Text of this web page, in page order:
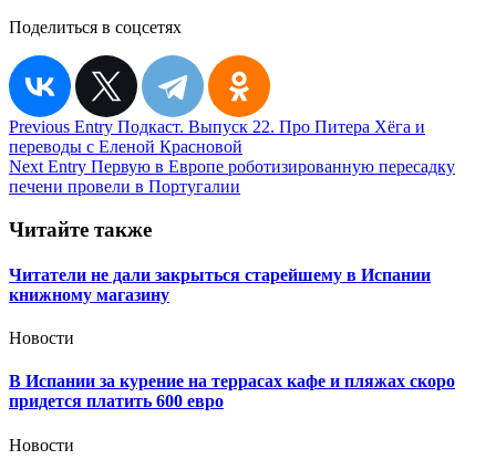
Поделиться в соцсетях
Навигация
по
записям
Previous Entry Подкаст. Выпуск 22. Про Питера Хёга и
переводы с Еленой Красновой
Next Entry Первую в Европе роботизированную пересадку
печени провели в Португалии
Читайте также
Читатели не дали закрыться старейшему в Испании
книжному магазину
Новости
В Испании за курение на террасах кафе и пляжах скоро
придется платить 600 евро
Новости